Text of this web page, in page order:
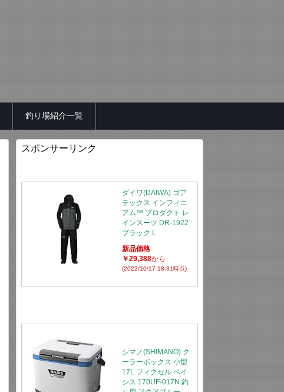
釣り場紹介一覧
スポンサーリンク
ダイワ(DAIWA) ゴア
テックス インフィニ
アム™ プロダクト レ
インスーツ DR-1922
ブラック L
新品価格
￥29,388から
(2022/10/17 18:31時点)
シマノ(SHIMANO) ク
ーラーボックス 小型
17L フィクセル ベイ
シス 170UF-017N 釣